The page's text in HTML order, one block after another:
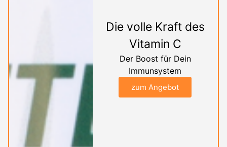
Die volle Kraft des
Vitamin C
Der Boost für Dein
Immunsystem
zum Angebot